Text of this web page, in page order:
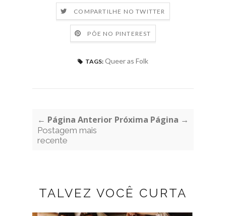
COMPARTILHE NO TWITTER
PÕE NO PINTEREST
TAGS: Queer as Folk
← Página Anterior
Postagem mais
recente
Próxima Página →
TALVEZ VOCÊ CURTA